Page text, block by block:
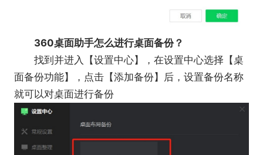
360桌面助手怎么进行桌面备份？
找到并进入【设置中心】，在设置中心选择【桌
面备份功能】，点击【添加备份】后，设置备份名称
就可以对桌面进行备份